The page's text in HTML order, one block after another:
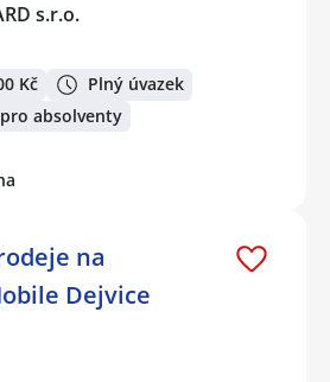
s.r.o.
Kč
Plný úvazek
absolventy
na
Dejvice